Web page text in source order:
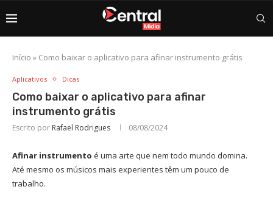
Início » Como baixar o aplicativo para afinar instrumento grátis
Aplicativos Dicas
Como baixar o aplicativo para afinar
instrumento grátis
Escrito por Rafael Rodrigues 08/08/2024
Afinar instrumento é uma arte que nem todo mundo domina.
Até mesmo os músicos mais experientes têm um pouco de
trabalho.